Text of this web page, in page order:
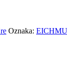
Oznaka: